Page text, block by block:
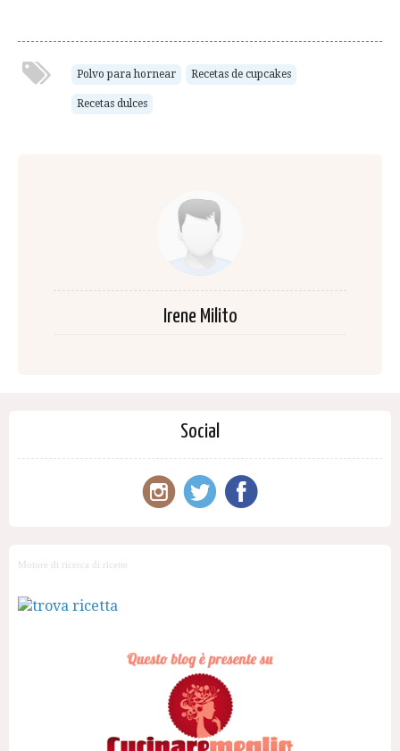
Polvo para hornear Recetas de cupcakes
Recetas dulces
Irene Milito
Social
Motore di ricerca di ricette